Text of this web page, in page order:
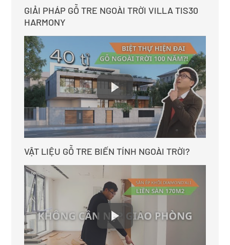
GIẢI PHÁP GỖ TRE NGOÀI TRỜI VILLA TIS30
HARMONY
VẬT LIỆU GỖ TRE BIẾN TÍNH NGOÀI TRỜI?